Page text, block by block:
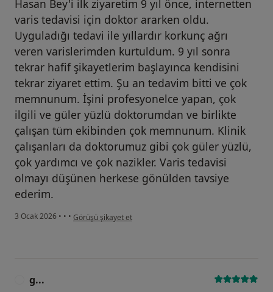
Hasan Bey'i ilk ziyaretim 9 yıl önce, internetten
varis tedavisi için doktor ararken oldu.
Uyguladığı tedavi ile yıllardır korkunç ağrı
veren varislerimden kurtuldum. 9 yıl sonra
tekrar hafif şikayetlerim başlayınca kendisini
tekrar ziyaret ettim. Şu an tedavim bitti ve çok
memnunum. İşini profesyonelce yapan, çok
ilgili ve güler yüzlü doktorumdan ve birlikte
çalışan tüm ekibinden çok memnunum. Klinik
çalışanları da doktorumuz gibi çok güler yüzlü,
çok yardımcı ve çok nazikler. Varis tedavisi
olmayı düşünen herkese gönülden tavsiye
ederim.
3 Ocak 2026 • • • kullanıcının görüşüne göre b...
Görüşü şikayet et
g...